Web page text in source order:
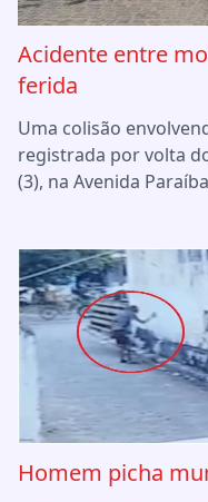
Acidente entre
ferida
Uma colisão
registrada por volta
(3), na Avenida
Homem picha